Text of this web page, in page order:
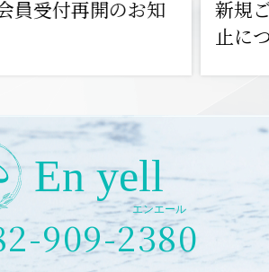
員受付再開のお知
新規
止に
909-2380